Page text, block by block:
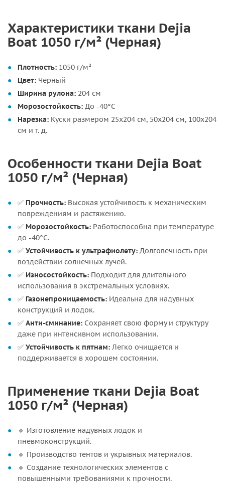
Характеристики ткани Dejia
Boat 1050 г/м² (Черная)
Плотность: 1050 г/м²
Цвет: Черный
Ширина рулона: 204 см
Морозостойкость: До -40°C
Нарезка: Куски размером 25х204 см, 50х204 см, 100х204
см и т. д.
Особенности ткани Dejia Boat
1050 г/м² (Черная)
✅ Прочность: Высокая устойчивость к механическим
повреждениям и растяжению.
✅ Морозостойкость: Работоспособна при температуре
до -40°C.
✅ Устойчивость к ультрафиолету: Долговечность при
воздействии солнечных лучей.
✅ Износостойкость: Подходит для длительного
использования в экстремальных условиях.
✅ Газонепроницаемость: Идеальна для надувных
конструкций и лодок.
✅ Анти-сминание: Сохраняет свою форму и структуру
даже при интенсивном использовании.
✅ Устойчивость к пятнам: Легко очищается и
поддерживается в хорошем состоянии.
Применение ткани Dejia Boat
1050 г/м² (Черная)
🔹 Изготовление надувных лодок и
пневмоконструкций.
🔹 Производство тентов и укрывных материалов.
🔹 Создание технологических элементов с
повышенными требованиями к прочности.